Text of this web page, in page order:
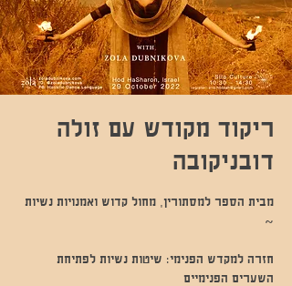
ריקוד מקודש עם זולה
דובניקובה
מבית הספר למסתורין, מחול קדוש ואמנויות נשיות
חזרה למקדש הפנימי: שיטות נשיות לפתיחת